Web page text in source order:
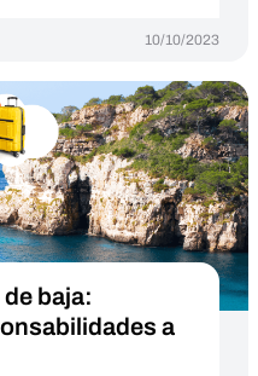
10/10/2023
baja:
a